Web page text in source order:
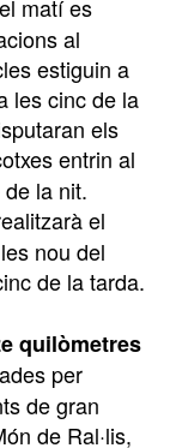
matí es
al
estiguin a
les cinc de la
els
entrin al
la nit.
el
nou del
de la tarda.
quilòmetres
per
de gran
de Ral·lis,